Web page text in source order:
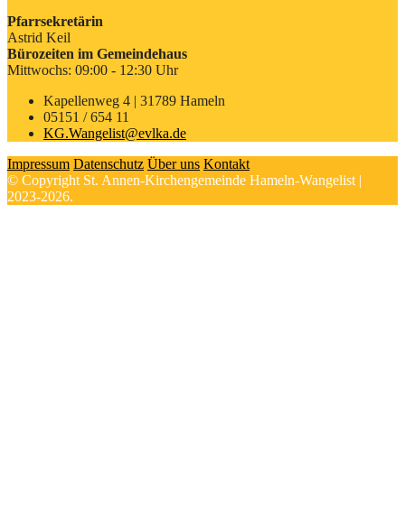
Pfarrsekretärin
Astrid Keil
Bürozeiten im Gemeindehaus
Mittwochs: 09:00 - 12:30 Uhr
Kapellenweg 4 | 31789 Hameln
05151 / 654 11
KG.Wangelist@evlka.de
Impressum Datenschutz Über uns Kontakt
© Copyright St. Annen-Kirchengemeinde Hameln-Wangelist |
2023-2026.